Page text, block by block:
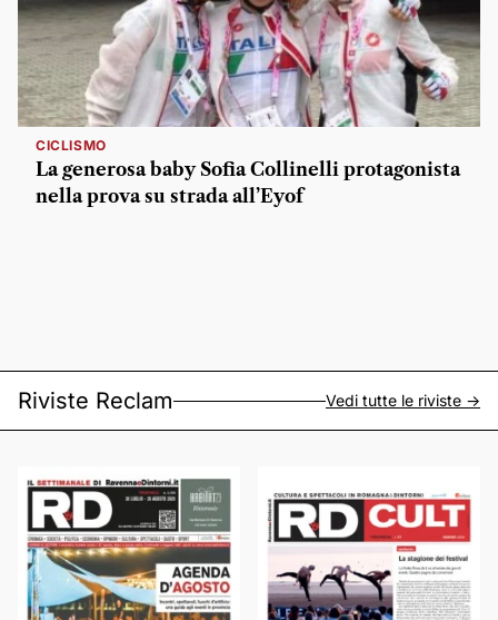
CICLISMO
La generosa baby Sofia Collinelli protagonista
nella prova su strada all’Eyof
Riviste Reclam Vedi tutte le riviste ->